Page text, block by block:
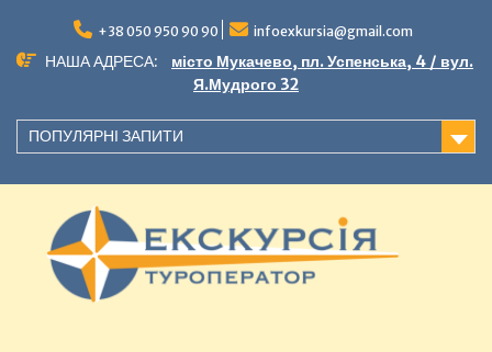
+38 050 950 90 90 infoexkursia@gmail.com
НАША АДРЕСА:
місто Мукачево, пл. Успенська, 4 / вул.
Я.Мудрого 32
ПОПУЛЯРНІ ЗАПИТИ